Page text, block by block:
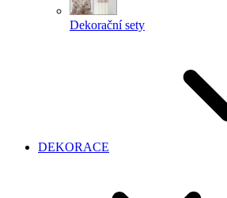
Dekorační sety
DEKORACE